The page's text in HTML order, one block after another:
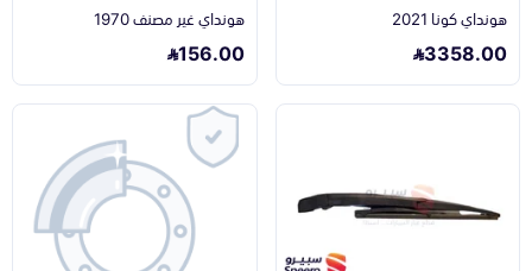
هونداي كونا 2021
3358.00
هونداي غير مصنف 1970
156.00